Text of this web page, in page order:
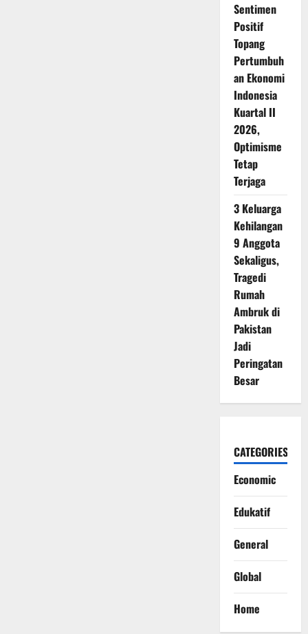
Sentimen
Positif
Topang
Pertumbuh
an Ekonomi
Indonesia
Kuartal II
2026,
Optimisme
Tetap
Terjaga
3 Keluarga
Kehilangan
9 Anggota
Sekaligus,
Tragedi
Rumah
Ambruk di
Pakistan
Jadi
Peringatan
Besar
CATEGORIES
Economic
Edukatif
General
Global
Home